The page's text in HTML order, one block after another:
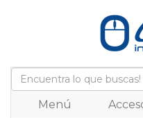
Menú